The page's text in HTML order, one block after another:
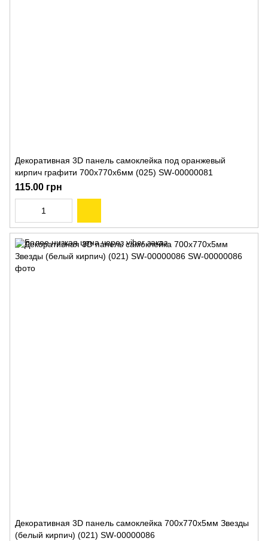
Декоративная 3D панель самоклейка под оранжевый
кирпич графити 700x770x6мм (025) SW-00000081
115.00 грн
Декоративная 3D панель самоклейка 700x770x5мм Звезды
(белый кирпич) (021) SW-00000086